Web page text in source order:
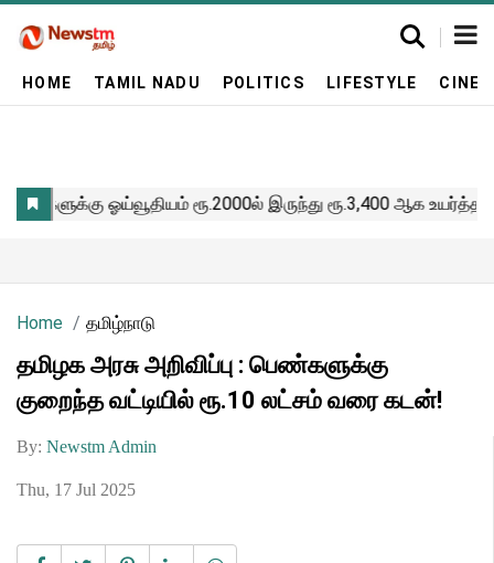
HOME TAMIL NADU POLITICS LIFESTYLE
Home தமிழ்நாடு
தமிழக அரசு அறிவிப்பு : பெண்களுக்கு
குறைந்த வட்டியில் ரூ.10 லட்சம் வரை கடன்!
By: Newstm Admin
Thu, 17 Jul 2025